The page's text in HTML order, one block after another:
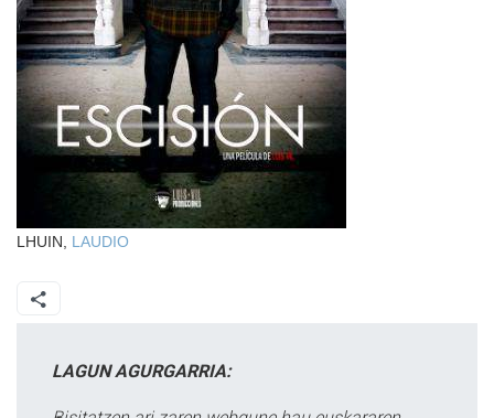
LHUIN, LAUDIO
LAGUN AGURGARRIA: